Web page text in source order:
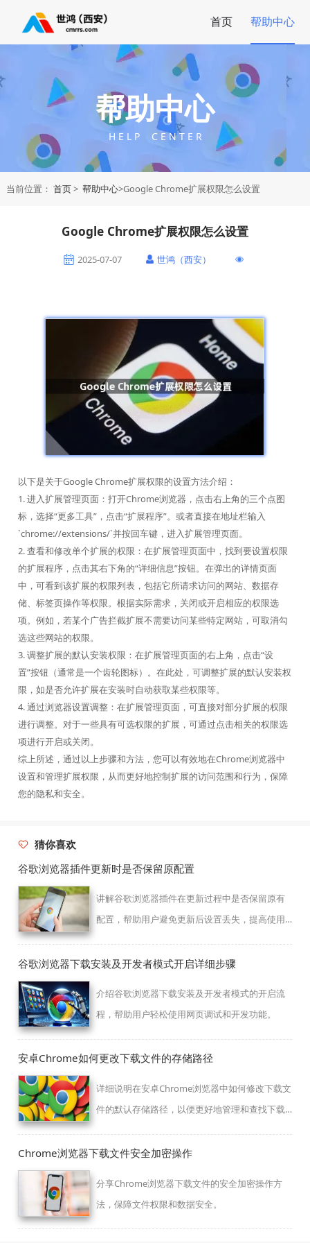
首页 帮助中心
帮助中心
H E L P C E N T E R
当前位置： 首页> 帮助中心>Google Chrome扩展权限怎么设置
Google Chrome扩展权限怎么设置
2025-07-07 世鸿（西安）
以下是关于Google Chrome扩展权限的设置方法介绍：
1. 进入扩展管理页面：打开Chrome浏览器，点击右上角的三个点图
标，选择“更多工具”，点击“扩展程序”。或者直接在地址栏输入
`chrome://extensions/`并按回车键，进入扩展管理页面。
2. 查看和修改单个扩展的权限：在扩展管理页面中，找到要设置权限
的扩展程序，点击其右下角的“详细信息”按钮。在弹出的详情页面
中，可看到该扩展的权限列表，包括它所请求访问的网站、数据存
储、标签页操作等权限。根据实际需求，关闭或开启相应的权限选
项。例如，若某个广告拦截扩展不需要访问某些特定网站，可取消勾
选这些网站的权限。
3. 调整扩展的默认安装权限：在扩展管理页面的右上角，点击“设
置”按钮（通常是一个齿轮图标）。在此处，可调整扩展的默认安装权
限，如是否允许扩展在安装时自动获取某些权限等。
4. 通过浏览器设置调整：在扩展管理页面，可直接对部分扩展的权限
进行调整。对于一些具有可选权限的扩展，可通过点击相关的权限选
项进行开启或关闭。
综上所述，通过以上步骤和方法，您可以有效地在Chrome浏览器中
设置和管理扩展权限，从而更好地控制扩展的访问范围和行为，保障
您的隐私和安全。
猜你喜欢
谷歌浏览器插件更新时是否保留原配置
讲解谷歌浏览器插件在更新过程中是否保留原有
配置，帮助用户避免更新后设置丢失，提高使用
谷歌浏览器下载安装及开发者模式开启详细步骤
介绍谷歌浏览器下载安装及开发者模式的开启流
程，帮助用户轻松使用网页调试和开发功能。
安卓Chrome如何更改下载文件的存储路径
详细说明在安卓Chrome浏览器中如何修改下载文
件的默认存储路径，以便更好地管理和查找下载
Chrome浏览器下载文件安全加密操作
分享Chrome浏览器下载文件的安全加密操作方
法，保障文件权限和数据安全。